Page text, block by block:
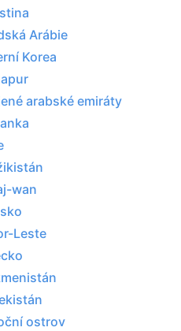
Arábie
Korea
arabské emiráty
wan
Leste
ostrov